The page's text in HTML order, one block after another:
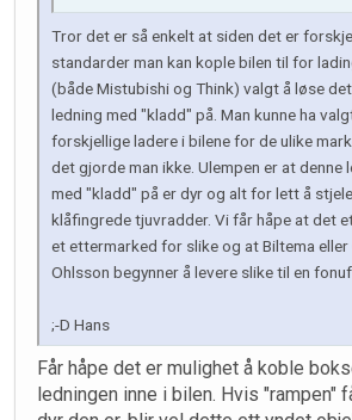
Tror det er så enkelt at siden det er
standarder man kan kople bilen til for
(både Mistubishi og Think) valgt å løse
ledning med "kladd" på. Man kunne ha
forskjellige ladere i bilene for de ulike
det gjorde man ikke. Ulempen er at denne
med "kladd" på er dyr og alt for lett å
klåfingrede tjuvradder. Vi får håpe at det
et ettermarked for slike og at Biltema eller
Ohlsson begynner å levere slike til en
;-D Hans
Får håpe det er mulighet å koble
ledningen inne i bilen. Hvis "rampen"